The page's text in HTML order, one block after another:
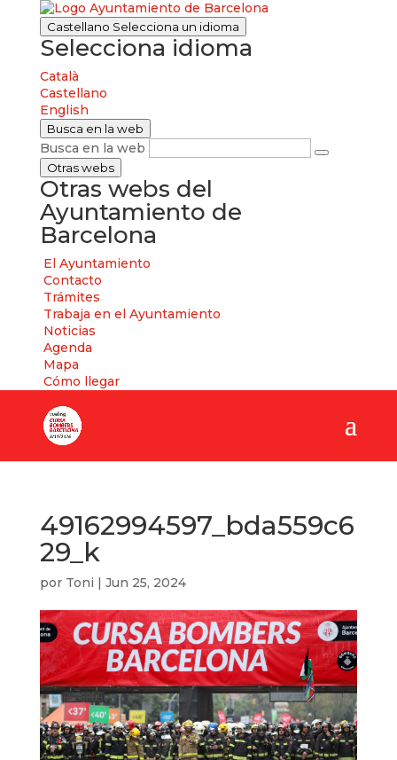
Castellano Selecciona un idioma
Selecciona idioma
Català
Castellano
English
Busca en la web
Busca en la web
Otras webs
Otras webs del
Ayuntamiento de
Barcelona
El Ayuntamiento
Contacto
Trámites
Trabaja en el Ayuntamiento
Noticias
Agenda
Mapa
Cómo llegar
49162994597_bda559c6
29_k
por Toni | Jun 25, 2024